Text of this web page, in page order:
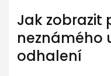
Jak zobrazit
neznámého
odhalení